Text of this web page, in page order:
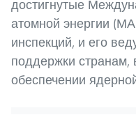
достигнутые
атомной энергии
инспекций, и его
поддержки странам,
обеспечении